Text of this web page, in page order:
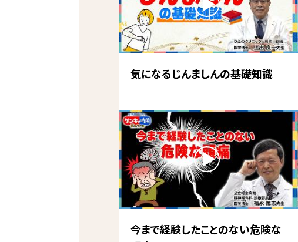
気になるじんましんの基礎知識
今まで経験したことのない危険な